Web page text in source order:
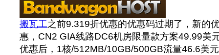
搬瓦工之前9.319折优惠的优惠码过期了，新的
惠，CN2 GIA线路DC6机房限量款方案49.99美
优惠后，1核/512MB/10GB/500GB流量46.6美